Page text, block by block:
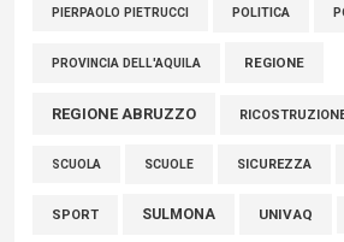
PIERPAOLO PIETRUCCI POLITICA
PROVINCIA DELL'AQUILA REGIONE
REGIONE ABRUZZO
SCUOLA SCUOLE SICUREZZA
SPORT SULMONA UNIVAQ